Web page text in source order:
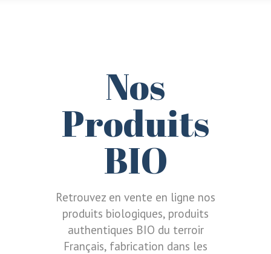
Nos
Produits
BIO
Retrouvez en vente en ligne nos
produits biologiques, produits
authentiques BIO du terroir
Français, fabrication dans les